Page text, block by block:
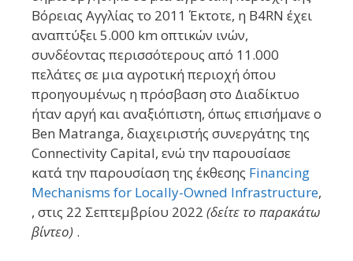
Βόρειας Αγγλίας το 2011 Έκτοτε, η B4RN έχει
αναπτύξει 5.000 km οπτικών ινών,
συνδέοντας περισσότερους από 11.000
πελάτες σε μια αγροτική περιοχή όπου
προηγουμένως η πρόσβαση στο Διαδίκτυο
ήταν αργή και αναξιόπιστη, όπως επισήμανε ο
Ben Matranga, διαχειριστής συνεργάτης της
Connectivity Capital, ενώ την παρουσίασε
κατά την παρουσίαση της έκθεσης Financing
Mechanisms for Locally-Owned Infrastructure,
, στις 22 Σεπτεμβρίου 2022 (δείτε το παρακάτω
βίντεο) .